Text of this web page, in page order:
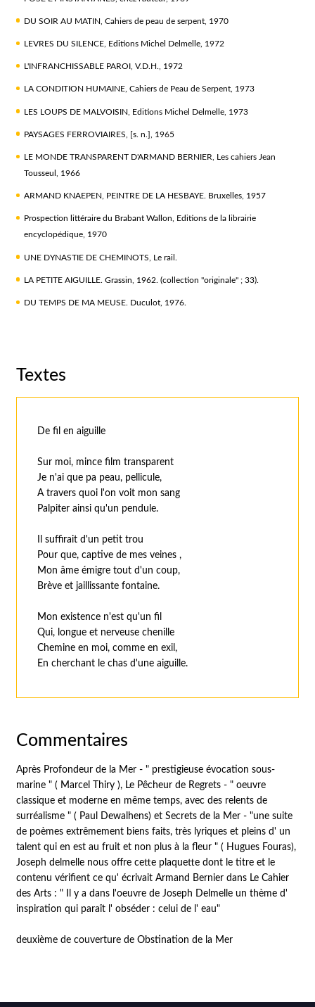
DU SOIR AU MATIN, Cahiers de peau de serpent, 1970
LEVRES DU SILENCE, Editions Michel Delmelle, 1972
L'INFRANCHISSABLE PAROI, V.D.H., 1972
LA CONDITION HUMAINE, Cahiers de Peau de Serpent, 1973
LES LOUPS DE MALVOISIN, Editions Michel Delmelle, 1973
PAYSAGES FERROVIAIRES, [s. n.], 1965
LE MONDE TRANSPARENT D'ARMAND BERNIER, Les cahiers Jean
Tousseul, 1966
ARMAND KNAEPEN, PEINTRE DE LA HESBAYE. Bruxelles, 1957
Prospection littéraire du Brabant Wallon, Editions de la librairie
encyclopédique, 1970
UNE DYNASTIE DE CHEMINOTS, Le rail.
LA PETITE AIGUILLE. Grassin, 1962. (collection "originale" ; 33).
DU TEMPS DE MA MEUSE. Duculot, 1976.
Textes
De fil en aiguille
Sur moi, mince film transparent
Je n'ai que pa peau, pellicule,
A travers quoi l'on voit mon sang
Palpiter ainsi qu'un pendule.
Il suffirait d'un petit trou
Pour que, captive de mes veines ,
Mon âme émigre tout d'un coup,
Brève et jaillissante fontaine.
Mon existence n'est qu'un fil
Qui, longue et nerveuse chenille
Chemine en moi, comme en exil,
En cherchant le chas d'une aiguille.
Commentaires
Après Profondeur de la Mer - " prestigieuse évocation sous-
marine " ( Marcel Thiry ), Le Pêcheur de Regrets - " oeuvre
classique et moderne en même temps, avec des relents de
surréalisme " ( Paul Dewalhens) et Secrets de la Mer - "une suite
de poèmes extrêmement biens faits, très lyriques et pleins d' un
talent qui en est au fruit et non plus à la fleur " ( Hugues Fouras),
Joseph delmelle nous offre cette plaquette dont le titre et le
contenu vérifient ce qu' écrivait Armand Bernier dans Le Cahier
des Arts : " Il y a dans l'oeuvre de Joseph Delmelle un thème d'
inspiration qui paraît l' obséder : celui de l' eau"
deuxième de couverture de Obstination de la Mer